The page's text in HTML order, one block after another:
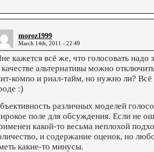
moroz1999
March 14th, 2011 - 22:49
кажется всё же, что голосовать надо
альтернативы можно
компо и риал-тайм, но нужно ли?
:)
различных моделей
поле для обсуждения. Если не
какой-то весьма неплохой
и содержание оценок, но
какие-то минусы.